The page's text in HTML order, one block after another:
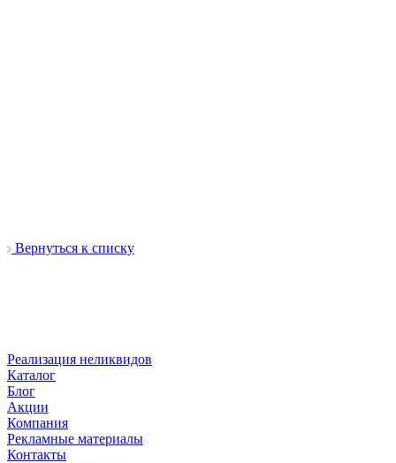
Вернуться к списку
Реализация неликвидов
Каталог
Блог
Акции
Компания
Рекламные материалы
Контакты